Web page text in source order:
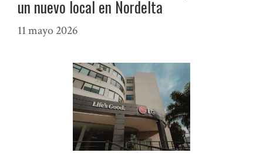
un nuevo local en Nordelta
11 mayo 2026